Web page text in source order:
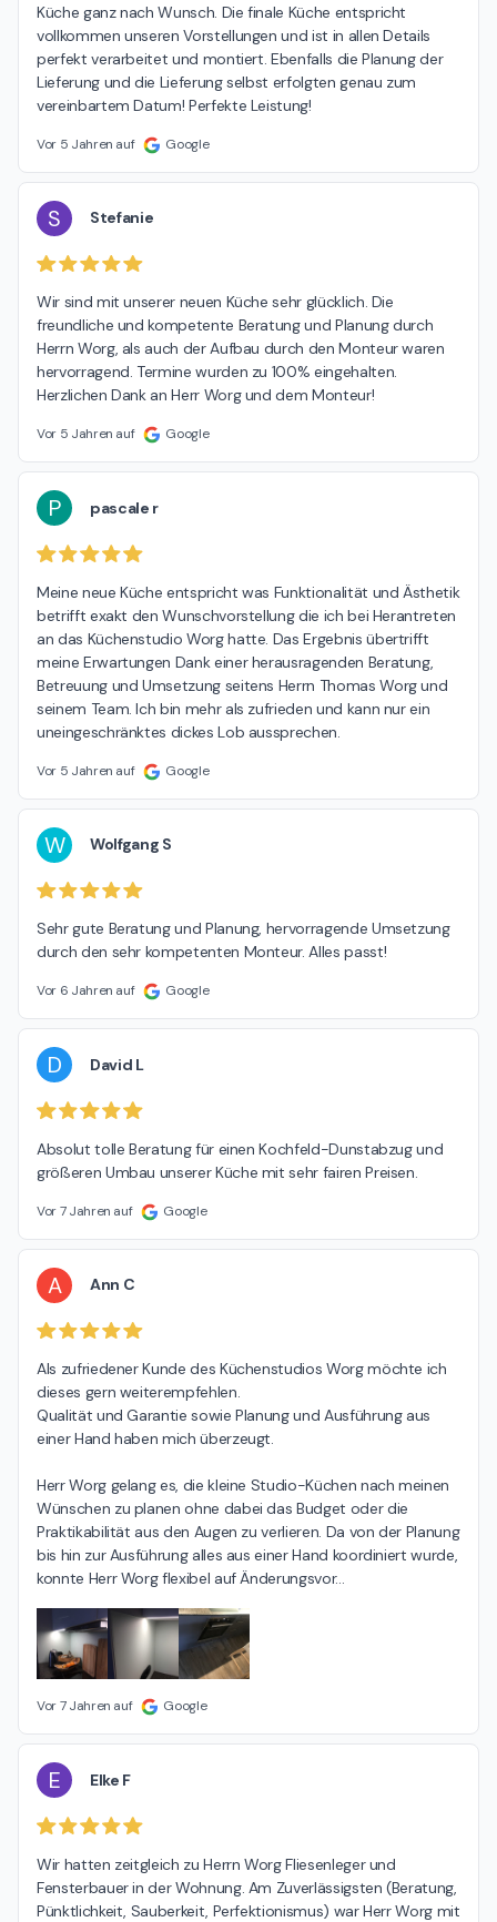
Küche ganz nach Wunsch. Die finale Küche entspricht
vollkommen unseren Vorstellungen und ist in allen Details
perfekt verarbeitet und montiert. Ebenfalls die Planung der
Lieferung und die Lieferung selbst erfolgten genau zum
vereinbartem Datum! Perfekte Leistung!
Vor 5 Jahren auf Google
S Stefanie
Wir sind mit unserer neuen Küche sehr glücklich. Die
freundliche und kompetente Beratung und Planung durch
Herrn Worg, als auch der Aufbau durch den Monteur waren
hervorragend. Termine wurden zu 100% eingehalten.
Herzlichen Dank an Herr Worg und dem Monteur!
Vor 5 Jahren auf Google
P pascale r
Meine neue Küche entspricht was Funktionalität und Ästhetik
betrifft exakt den Wunschvorstellung die ich bei Herantreten
an das Küchenstudio Worg hatte. Das Ergebnis übertrifft
meine Erwartungen Dank einer herausragenden Beratung,
Betreuung und Umsetzung seitens Herrn Thomas Worg und
seinem Team. Ich bin mehr als zufrieden und kann nur ein
uneingeschränktes dickes Lob aussprechen.
Vor 5 Jahren auf Google
W Wolfgang S
Sehr gute Beratung und Planung, hervorragende Umsetzung
durch den sehr kompetenten Monteur. Alles passt!
Vor 6 Jahren auf Google
D David L
Absolut tolle Beratung für einen Kochfeld-Dunstabzug und
größeren Umbau unserer Küche mit sehr fairen Preisen.
Vor 7 Jahren auf Google
A Ann C
Als zufriedener Kunde des Küchenstudios Worg möchte ich
dieses gern weiterempfehlen.
Qualität und Garantie sowie Planung und Ausführung aus
einer Hand haben mich überzeugt.
Herr Worg gelang es, die kleine Studio-Küchen nach meinen
Wünschen zu planen ohne dabei das Budget oder die
Praktikabilität aus den Augen zu verlieren. Da von der Planung
bis hin zur Ausführung alles aus einer Hand koordiniert wurde,
konnte Herr Worg flexibel auf Änderungsvor…
Vor 7 Jahren auf Google
E Elke F
Wir hatten zeitgleich zu Herrn Worg Fliesenleger und
Fensterbauer in der Wohnung. Am Zuverlässigsten (Beratung,
Pünktlichkeit, Sauberkeit, Perfektionismus) war Herr Worg mit